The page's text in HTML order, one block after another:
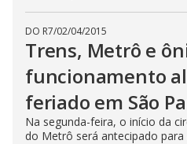
DO R7/02/04/2015
Trens, Metrô e
funcionamento
feriado em São
Na segunda-feira, o início da
do Metrô será antecipado para